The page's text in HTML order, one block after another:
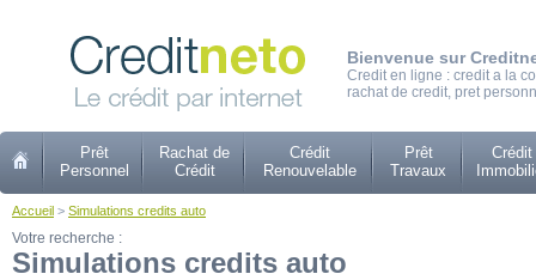
Bienvenue sur
Credit en ligne : credit a la
rachat de credit, pret
Prêt
Personnel
Rachat de
Crédit
Crédit
Renouvelable
Prêt
Travaux
Crédit
Accueil > Simulations credits auto
Votre recherche :
Simulations credits auto